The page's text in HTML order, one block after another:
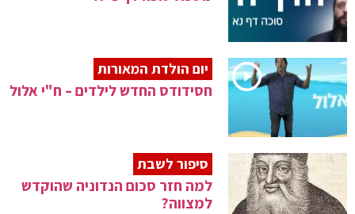
יום הולדת המאורות
חסידודס החדש לילדים – ח"י אלול
סיפור לשבת
למה חזר סכום הנדוניה שהוקדש
למצווה?